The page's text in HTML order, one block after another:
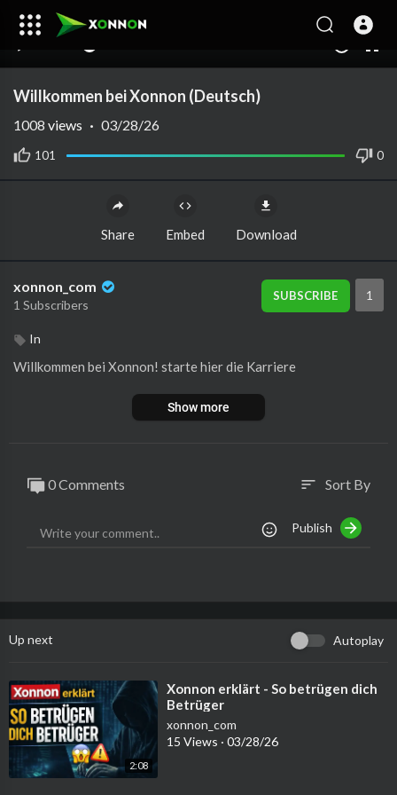
Willkommen bei Xonnon (Deutsch)
101 0
1008 views · 03/28/26
Share Embed Download
xonnon_com
1 Subscribers
SUBSCRIBE 1
In
Willkommen bei Xonnon! starte hier die Karriere
Show more
0 Comments sort Sort By
Publish
Up next Autoplay
2:08
⁣Xonnon erklärt - So betrügen dich
Betrüger
xonnon_com
15 Views · 03/28/26